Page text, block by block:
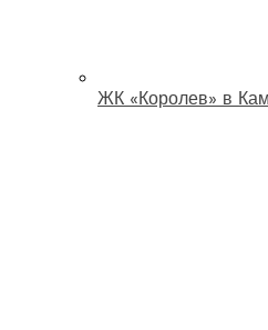
ЖК «Королев» в